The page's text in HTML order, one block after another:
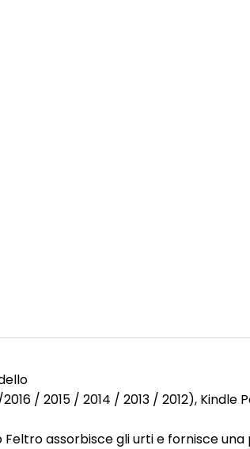
/ 2015 / 2014 / 2013 / 2012),
assorbisce gli urti e fornisce